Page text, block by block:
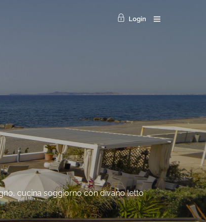
Login
cucina soggiorno con divano letto